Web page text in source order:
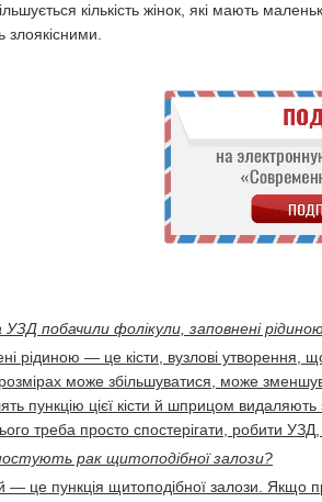
кількість жінок, які мають
злоякісними.
побачили фолікули, заповнені
рідиною — це кісти, вузлові утворення,
може збільшуватися, може
пункцію цієї кісти й шприцом видаляють
треба просто спостерігати, робити
рак щитоподібної залози?
— це пункція щитоподібної залози. Якщо